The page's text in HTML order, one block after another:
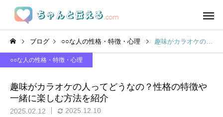
ブログ ○○な人の性格・特徴・心理 趣味がカラオケの人ってどうなの？性格の特徴や一緒に楽しむ方法を紹介
○○な人の性格・特徴・心理
趣味がカラオケの人ってどうなの？性格の特徴や
一緒に楽しむ方法を紹介
2025.02.12 2025.12.10